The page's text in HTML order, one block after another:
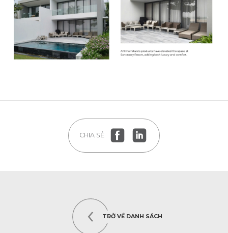
CHIA SẺ
TRỞ VỀ DANH SÁCH